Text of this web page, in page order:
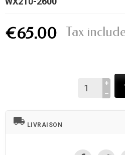
€65.00 Tax
local_shipping LIVRAISON